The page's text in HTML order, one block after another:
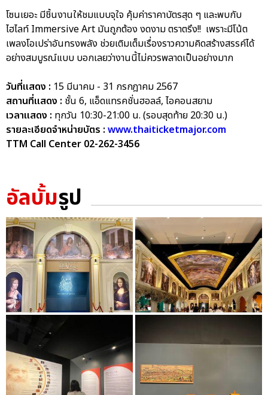
โซนเยอะ มีชิ้นงานให้ชมแบบจุใจ คุ้มค่าราคาบัตรสุด ๆ และพบกับ
ไฮไลท์ Immersive Art มันถูกต้อง งดงาม ตราตรึง!! เพราะมีโน้ต
เพลงโอเปร่าอันทรงพลัง ช่วยเติมเต็มเรื่องราวความคิดสร้างสรรค์ได้
อย่างสมบูรณ์แบบ บอกเลยว่างานนี้ไม่ควรพลาดเป็นอย่างมาก
วันที่แสดง : 15 มีนาคม - 31 กรกฎาคม 2567
สถานที่แสดง : ชั้น 6, แอ็ดแทรคชั่นฮอลล์, ไอคอนสยาม
เวลาแสดง : ทุกวัน 10:30-21:00 น. (รอบสุดท้าย 20:30 น.)
รายละเอียดจำหน่ายบัตร : www.thaiticketmajor.com
TTM Call Center 02-262-3456
อัลบั้มรูป